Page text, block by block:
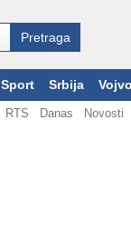
Sport Srbija
RTS Danas Novosti